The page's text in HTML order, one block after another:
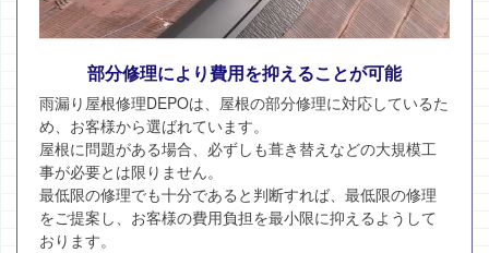
部分修理により費用を抑えることが可能
雨漏り屋根修理DEPOは、屋根の部分修理に対応しているた
め、お客様から選ばれています。
屋根に問題がある場合、必ずしも葺き替えなどの大規模工
事が必要とは限りません。
最低限の修理でも十分であると判断すれば、最低限の修理
をご提案し、お客様の費用負担を最小限に抑えるようして
おります。